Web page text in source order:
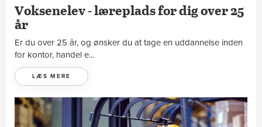
Voksenelev - læreplads for dig over 25
år
Er du over 25 år, og ønsker du at tage en uddannelse inden
for kontor, handel e...
LÆS MERE